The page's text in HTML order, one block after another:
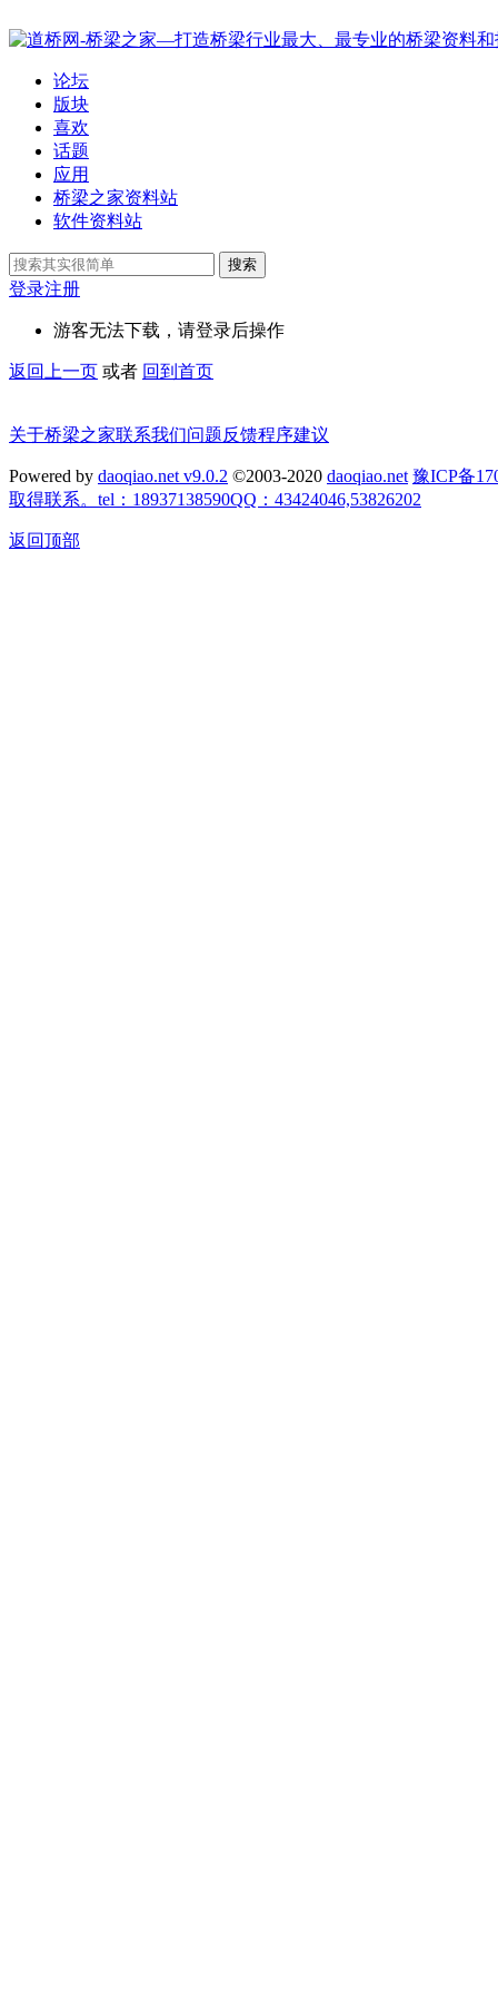
论坛
版块
喜欢
话题
应用
桥梁之家资料站
软件资料站
搜索
登录注册
游客无法下载，请登录后操作
返回上一页 或者 回到首页
关于桥梁之家联系我们问题反馈程序建议
Powered by daoqiao.net v9.0.2 ©2003-2020 daoqiao.net 豫ICP备
取得联系。tel：18937138590QQ：43424046,53826202
返回顶部